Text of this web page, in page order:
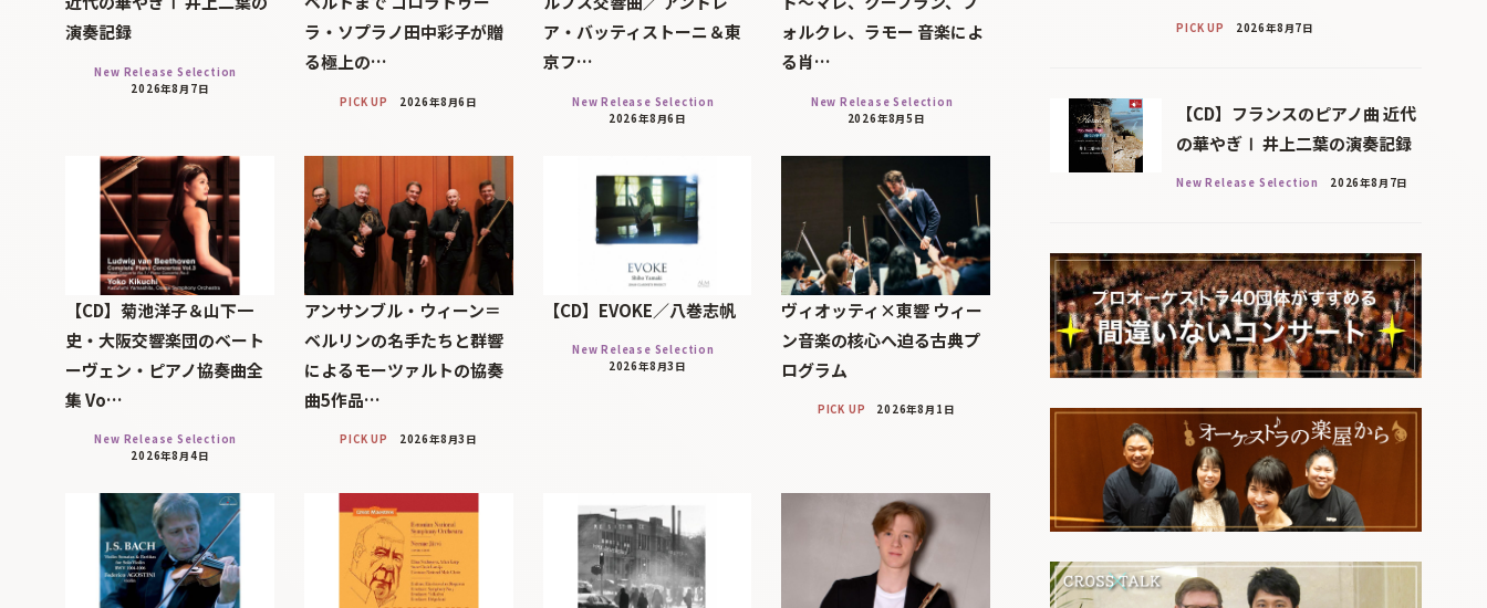
演奏記録
New Release Selection
2026年8月7日
ラ・ソプラノ田中彩子が贈
る極上の…
PICK UP 2026年8月6日
ア・バッティストーニ＆東
京フ…
New Release Selection
2026年8月6日
ォルクレ、ラモー 音楽によ
る肖…
New Release Selection
2026年8月5日
【CD】菊池洋子＆山下一
史・大阪交響楽団のベート
ーヴェン・ピアノ協奏曲全
集 Vo…
New Release Selection
2026年8月4日
アンサンブル・ウィーン＝
ベルリンの名手たちと群響
によるモーツァルトの協奏
曲5作品…
PICK UP 2026年8月3日
【CD】EVOKE／八巻志帆
New Release Selection
2026年8月3日
ヴィオッティ×東響 ウィー
ン音楽の核心へ迫る古典プ
ログラム
PICK UP 2026年8月1日
PICK UP 2026年8月7日
【CD】フランスのピアノ曲 近代
の華やぎⅠ 井上二葉の演奏記録
New Release Selection 2026年8月7日